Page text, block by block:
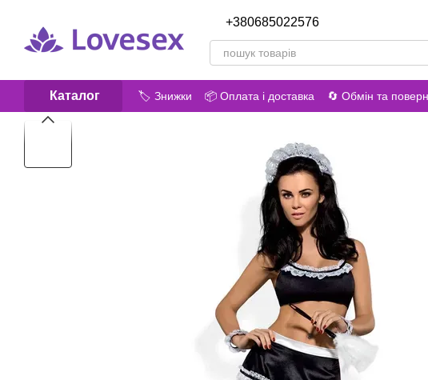
+380685022576
Каталог 🏷️ Знижки 📦 Оплата і доставка 🔄 Обмін та
😎 Про нас
📝 Відгуки про магазин